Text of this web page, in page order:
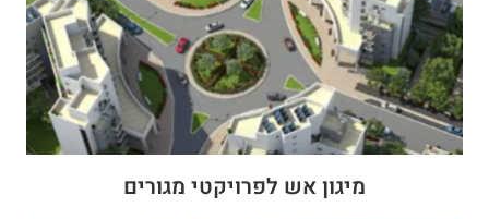
מיגון אש לפרויקטי מגורים